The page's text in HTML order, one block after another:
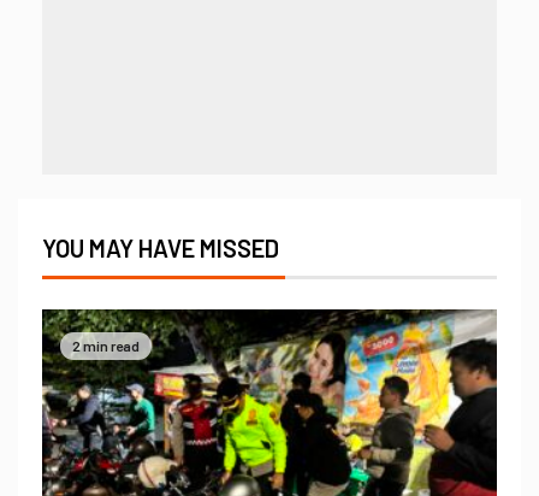
YOU MAY HAVE MISSED
2 min read